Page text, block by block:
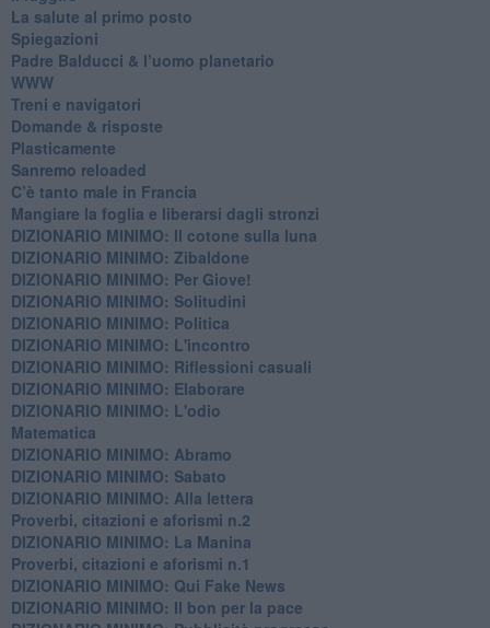
​La salute al primo posto
Spiegazioni
Padre Balducci & l’uomo planetario
WWW
​Treni e navigatori
​Domande & risposte
​Plasticamente
Sanremo reloaded
C’è tanto male in Francia
​Mangiare la foglia e liberarsi dagli stronzi
DIZIONARIO MINIMO: Il cotone sulla luna
DIZIONARIO MINIMO: Zibaldone
DIZIONARIO MINIMO: Per Giove!
DIZIONARIO MINIMO: Solitudini
DIZIONARIO MINIMO: Politica
DIZIONARIO MINIMO: L'incontro
DIZIONARIO MINIMO: Riflessioni casuali
DIZIONARIO MINIMO: Elaborare
DIZIONARIO MINIMO: L'odio
​Matematica
DIZIONARIO MINIMO: Abramo
DIZIONARIO MINIMO: Sabato
​DIZIONARIO MINIMO: Alla lettera
Proverbi, citazioni e aforismi n.2
DIZIONARIO MINIMO: La Manina
​Proverbi, citazioni e aforismi n.1
DIZIONARIO MINIMO: Qui Fake News
DIZIONARIO MINIMO: ​Il bon per la pace